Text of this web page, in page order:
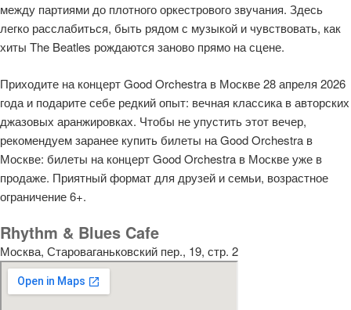
между партиями до плотного оркестрового звучания. Здесь
легко расслабиться, быть рядом с музыкой и чувствовать, как
хиты The Beatles рождаются заново прямо на сцене.
Приходите на концерт Good Orchestra в Москве 28 апреля 2026
года и подарите себе редкий опыт: вечная классика в авторских
джазовых аранжировках. Чтобы не упустить этот вечер,
рекомендуем заранее купить билеты на Good Orchestra в
Москве: билеты на концерт Good Orchestra в Москве уже в
продаже. Приятный формат для друзей и семьи, возрастное
ограничение 6+.
Rhythm & Blues Cafe
Москва, Староваганьковский пер., 19, стр. 2